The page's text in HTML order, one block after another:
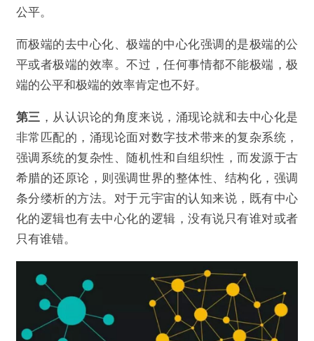
@律动BlockBeats
万向区块链肖风：在元宇宙思考「去中心化」
不实信息 违法犯罪 其他
公平。
而极端的去中心化、极端的中心化强调的是极端的公
平或者极端的效率。不过，任何事情都不能极端，极
端的公平和极端的效率肯定也不好。
第三 ，从认识论的角度来说，涌现论就和去中心化是
非常匹配的，涌现论面对数字技术带来的复杂系统，
强调系统的复杂性、随机性和自组织性，而发源于古
希腊的还原论，则强调世界的整体性、结构化，强调
条分缕析的方法。对于元宇宙的认知来说，既有中心
化的逻辑也有去中心化的逻辑，没有说只有谁对或者
只有谁错。